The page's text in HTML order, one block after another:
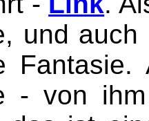
und
- von